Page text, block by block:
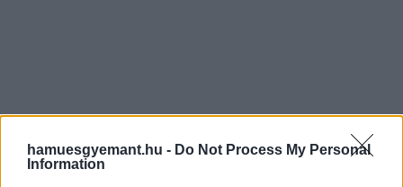
hamuesgyemant.hu - Do Not Process My Personal
Information